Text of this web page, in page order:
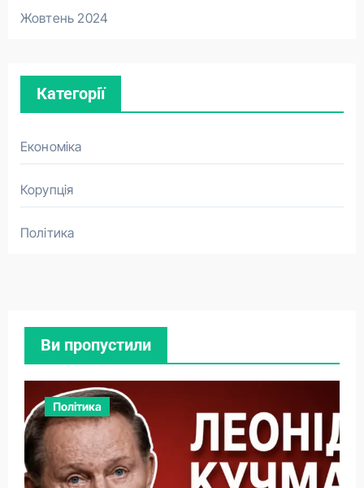
Жовтень 2024
Категорії
Економіка
Корупція
Політика
Ви пропустили
Політика